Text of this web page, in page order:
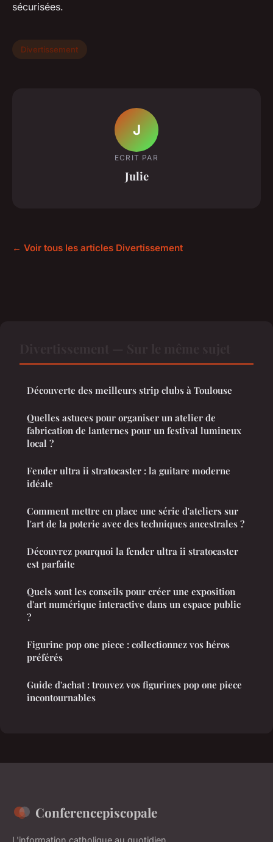
sécurisées.
Divertissement
J
ECRIT PAR
Julie
← Voir tous les articles Divertissement
Découverte des meilleurs strip clubs à Toulouse
Quelles astuces pour organiser un atelier de
fabrication de lanternes pour un festival lumineux
local ?
Fender ultra ii stratocaster : la guitare moderne
idéale
Comment mettre en place une série d'ateliers sur
l'art de la poterie avec des techniques ancestrales ?
Découvrez pourquoi la fender ultra ii stratocaster
est parfaite
Quels sont les conseils pour créer une exposition
d'art numérique interactive dans un espace public
?
Figurine pop one piece : collectionnez vos héros
préférés
Guide d'achat : trouvez vos figurines pop one piece
incontournables
Conferencepiscopale